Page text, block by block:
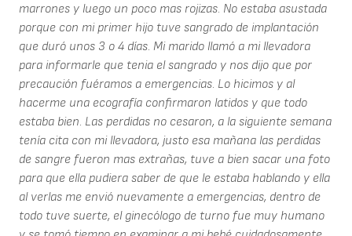
marrones y luego un poco mas rojizas. No estaba asustada
porque con mi primer hijo tuve sangrado de implantación
que duró unos 3 o 4 días. Mi marido llamó a mi llevadora
para informarle que tenia el sangrado y nos dijo que por
precaución fuéramos a emergencias. Lo hicimos y al
hacerme una ecografía confirmaron latidos y que todo
estaba bien. Las perdidas no cesaron, a la siguiente semana
tenía cita con mi llevadora, justo esa mañana las perdidas
de sangre fueron mas extrañas, tuve a bien sacar una foto
para que ella pudiera saber de que le estaba hablando y ella
al verlas me envió nuevamente a emergencias, dentro de
todo tuve suerte, el ginecólogo de turno fue muy humano